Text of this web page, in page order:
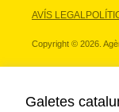
AVÍS LEGAL
Copyright © 2026.
Galetes